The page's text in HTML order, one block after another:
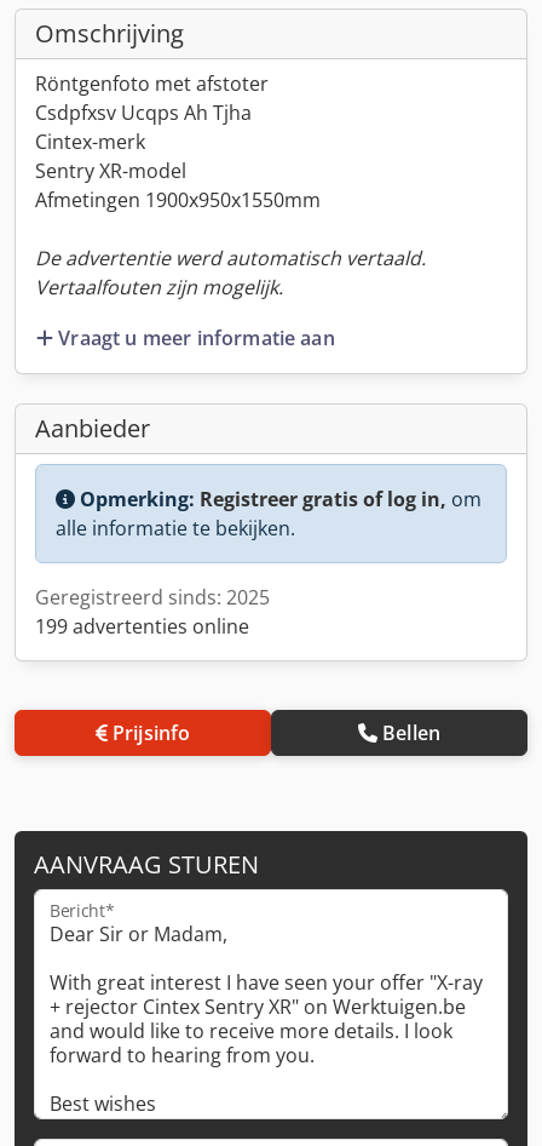
Omschrijving
Röntgenfoto met afstoter
Csdpfxsv Ucqps Ah Tjha
Cintex-merk
Sentry XR-model
Afmetingen 1900x950x1550mm
De advertentie werd automatisch vertaald.
Vertaalfouten zijn mogelijk.
Vraagt u meer informatie aan
Aanbieder
Opmerking: Registreer gratis of log in, om
alle informatie te bekijken.
Geregistreerd sinds: 2025
199 advertenties online
Prijsinfo Bellen
AANVRAAG STUREN
Bericht*